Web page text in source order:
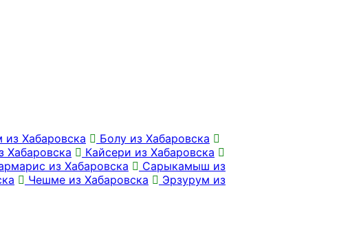
из Хабаровска
Болу из Хабаровска
Хабаровска
Кайсери из Хабаровска
из Хабаровска
Сарыкамыш из
Чешме из Хабаровска
Эрзурум из